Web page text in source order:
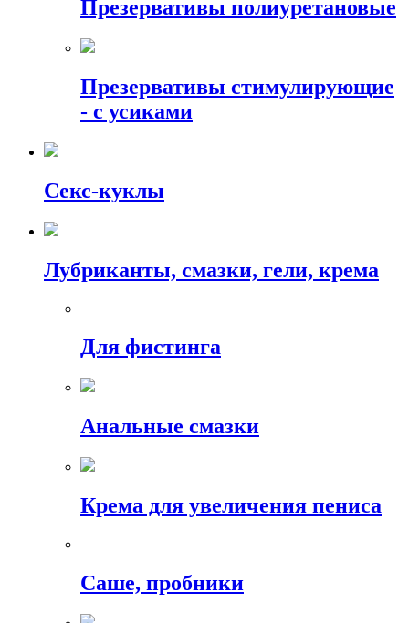
Презервативы полиуретановые
Презервативы стимулирующие
- с усиками
Секс-куклы
Лубриканты, смазки, гели, крема
Для фистинга
Анальные смазки
Крема для увеличения пениса
Саше, пробники